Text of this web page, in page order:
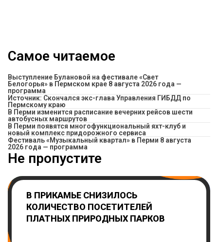
Самое читаемое
Выступление Булановой на фестивале «Свет
Белогорья» в Пермском крае 8 августа 2026 года —
программа
Источник: Скончался экс-глава Управления ГИБДД по
Пермскому краю
​В Перми изменится расписание вечерних рейсов шести
автобусных маршрутов
В Перми появятся многофункциональный яхт-клуб и
новый комплекс придорожного сервиса
Фестиваль «Музыкальный квартал» в Перми 8 августа
2026 года — программа
Не пропустите
В ПРИКАМЬЕ СНИЗИЛОСЬ
КОЛИЧЕСТВО ПОСЕТИТЕЛЕЙ
ПЛАТНЫХ ПРИРОДНЫХ ПАРКОВ